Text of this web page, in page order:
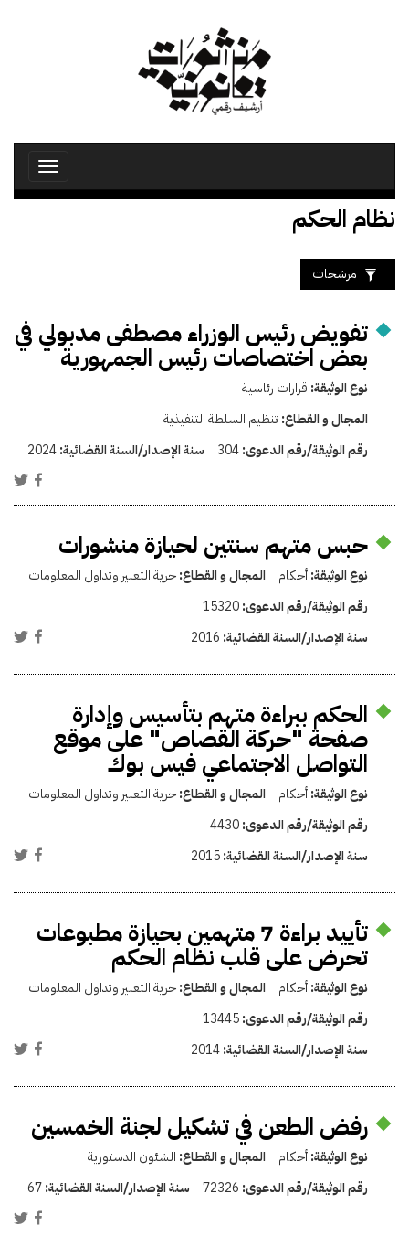
Toggle
نظام الحكم
مرشحات
تفويض رئيس الوزراء مصطفى مدبولي في
بعض اختصاصات رئيس الجمهورية
نوع الوثيقة: قرارات رئاسية
المجال و القطاع: تنظيم السلطة التنفيذية
رقم الوثيقة/رقم الدعوى:304 سنة الإصدار/السنة القضائية:2024
حبس متهم سنتين لحيازة منشورات
نوع الوثيقة:أحكام المجال و القطاع:حرية التعبير وتداول المعلومات
رقم الوثيقة/رقم الدعوى:15320
سنة الإصدار/السنة القضائية: 2016
الحكم ببراءة متهم بتأسيس وإدارة
صفحة "حركة القصاص" على موقع
التواصل الاجتماعي فيس بوك
نوع الوثيقة:أحكام المجال و القطاع:حرية التعبير وتداول المعلومات
رقم الوثيقة/رقم الدعوى:4430
سنة الإصدار/السنة القضائية:2015
تأييد براءة 7 متهمين بحيازة مطبوعات
تحرض على قلب نظام الحكم
نوع الوثيقة:أحكام المجال و القطاع:حرية التعبير وتداول المعلومات
رقم الوثيقة/رقم الدعوى:13445
سنة الإصدار/السنة القضائية:2014
رفض الطعن في تشكيل لجنة الخمسين
نوع الوثيقة:أحكام المجال و القطاع: الشئون الدستورية
رقم الوثيقة/رقم الدعوى: 72326 سنة الإصدار/السنة القضائية:67